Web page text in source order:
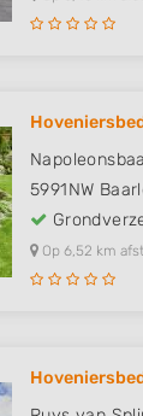
5991NW
Op 6,52 km